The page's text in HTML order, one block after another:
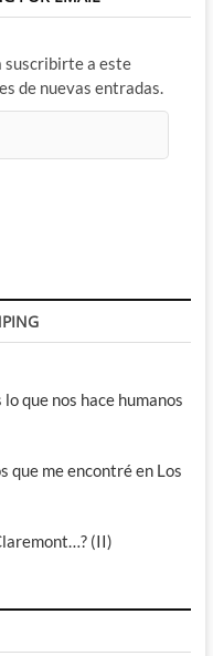
suscribirte a este
de nuevas entradas.
que nos hace humanos
que me encontré en Los
(II)